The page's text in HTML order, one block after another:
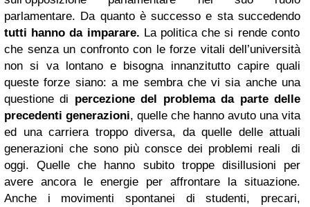
parlamentare. Da quanto è successo e sta succedendo
tutti hanno da imparare. La politica che si rende conto
che senza un confronto con le forze vitali dell’università
non si va lontano e bisogna innanzitutto capire quali
queste forze siano: a me sembra che vi sia anche una
questione di percezione del problema da parte delle
precedenti generazioni, quelle che hanno avuto una vita
ed una carriera troppo diversa, da quelle delle attuali
generazioni che sono più consce dei problemi reali di
oggi. Quelle che hanno subito troppe disillusioni per
avere ancora le energie per affrontare la situazione.
Anche i movimenti spontanei di studenti, precari,